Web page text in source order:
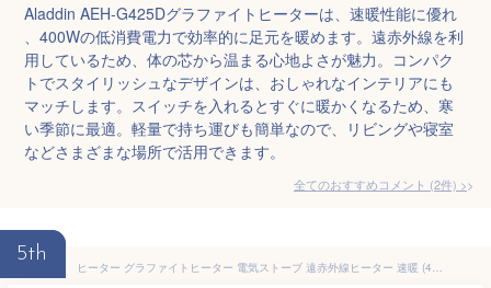
Aladdin AEH-G425Dグラファイトヒーターは、速暖性能に優れ
、400Wの低消費電力で効率的に足元を暖めます。遠赤外線を利
用しているため、体の芯から温まる心地よさが魅力。コンパク
トでスタイリッシュなデザインは、おしゃれなインテリアにも
マッチします。スイッチを入れるとすぐに暖かくなるため、寒
い季節に最適。軽量で持ち運びも簡単なので、リビングや寝室
などさまざまな場所で活用できます。
全てのおすすめコメント (2件) >
5th
ヒーター グラファイトヒーター 電気ストーブ 遠赤外線ヒーター 速暖 (400W) AEH-G425D ホワイト 暖房器具 ヒーター 遠赤外線ヒーター 遠赤外線ストーブ 電気ストーブ 足元暖房 カーボンヒーター おしゃれ おすすめ アラジン Aladdin 【送料無料】